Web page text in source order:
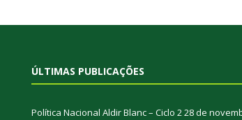
ÚLTIMAS PUBLICAÇÕES
Política Nacional Aldir Blanc – Ciclo 228 de